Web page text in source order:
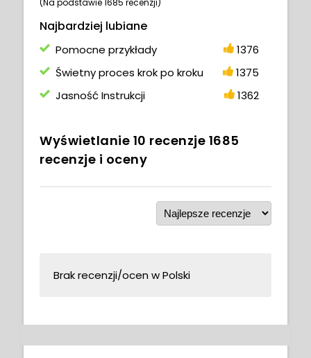
(Na podstawie 1685 recenzji)
Najbardziej lubiane
Pomocne przykłady
1376
Świetny proces krok po kroku
1375
Jasność Instrukcji
1362
Wyświetlanie 10 recenzje 1685
recenzje i oceny
Brak recenzji/ocen w Polski